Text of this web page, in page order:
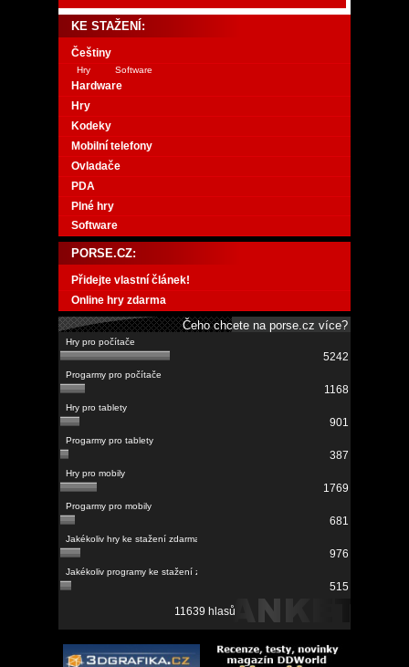
KE STAŽENÍ:
Češtiny
Hry Software
Hardware
Hry
Kodeky
Mobilní telefony
Ovladače
PDA
Plné hry
Software
PORSE.CZ:
Přidejte vlastní článek!
Online hry zdarma
Čeho chcete na porse.cz více?
5242
1168
901
387
1769
681
976
515
11639 hlasů